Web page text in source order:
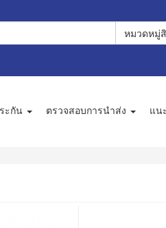
หมวดหมู่
ะกัน ตรวจสอบการนำส่ง แน